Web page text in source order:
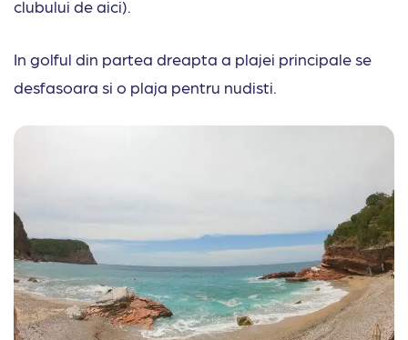
clubului de aici).
In golful din partea dreapta a plajei principale se
desfasoara si o plaja pentru nudisti.